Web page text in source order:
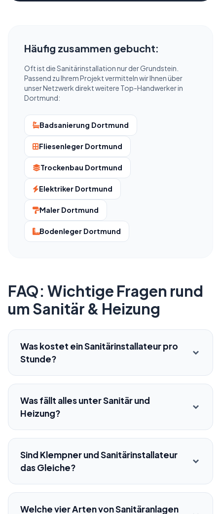
Häufig zusammen gebucht:
Oft ist die Sanitärinstallation nur der Grundstein.
Passend zu Ihrem Projekt vermitteln wir Ihnen über
unser Netzwerk direkt weitere Top-Handwerker in
Dortmund:
Badsanierung Dortmund
Fliesenleger Dortmund
Trockenbau Dortmund
Elektriker Dortmund
Maler Dortmund
Bodenleger Dortmund
FAQ: Wichtige Fragen rund
um Sanitär & Heizung
Was kostet ein Sanitärinstallateur pro
Stunde?
Was fällt alles unter Sanitär und
Heizung?
Sind Klempner und Sanitärinstallateur
das Gleiche?
Welche vier Arten von Sanitäranlagen